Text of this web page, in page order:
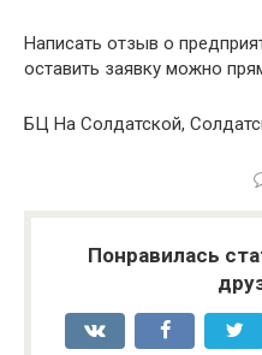
Написать отзыв о
оставить заявку можно
БЦ На Солдатской,
Понравилась